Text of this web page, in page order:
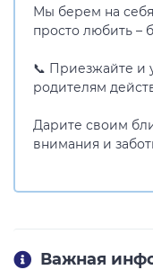
Мы берем на
просто любить –
📞 Приезжайте и
родителям
Дарите своим
внимания и
Важная